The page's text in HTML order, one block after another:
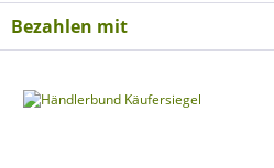
Bezahlen mit